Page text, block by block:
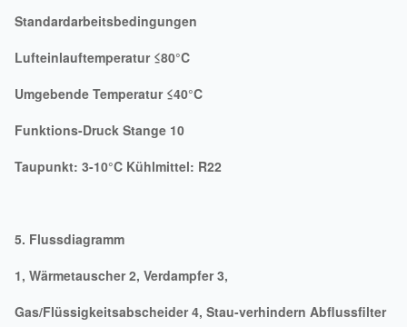
Standardarbeitsbedingungen
Lufteinlauftemperatur ≤80°C
Umgebende Temperatur ≤40°C
Funktions-Druck Stange 10
Taupunkt: 3-10°C Kühlmittel: R22
5. Flussdiagramm
1, Wärmetauscher 2, Verdampfer 3,
Gas/Flüssigkeitsabscheider 4, Stau-verhindern Abflussfilter